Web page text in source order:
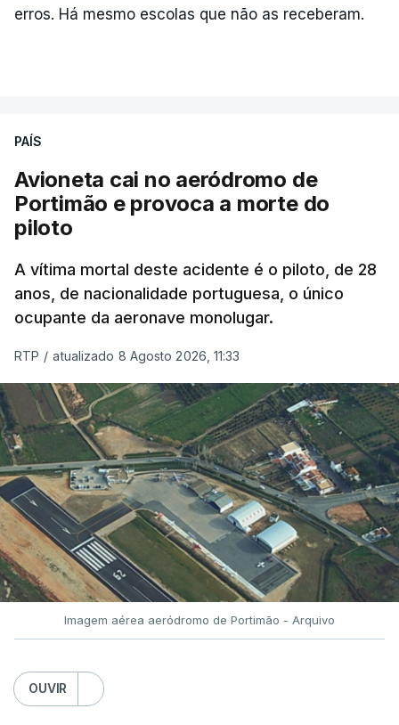
erros. Há mesmo escolas que não as receberam.
PAÍS
Avioneta cai no aeródromo de
Portimão e provoca a morte do
piloto
A vítima mortal deste acidente é o piloto, de 28
anos, de nacionalidade portuguesa, o único
ocupante da aeronave monolugar.
RTP / atualizado 8 Agosto 2026, 11:33
Imagem aérea aeródromo de Portimão - Arquivo
OUVIR